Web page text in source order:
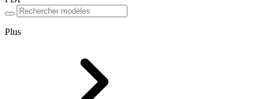
Plus